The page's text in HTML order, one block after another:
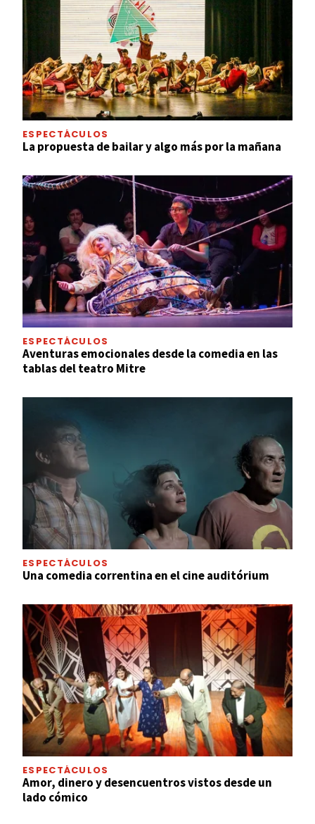
ESPECTÁCULOS
La propuesta de bailar y algo más por la mañana
ESPECTÁCULOS
Aventuras emocionales desde la comedia en las
tablas del teatro Mitre
ESPECTÁCULOS
Una comedia correntina en el cine auditórium
ESPECTÁCULOS
Amor, dinero y desencuentros vistos desde un
lado cómico